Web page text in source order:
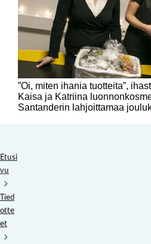
”Oi, miten ihania tuotteita”,
Kaisa ja Katriina
Santanderin lahjoittamaa
Etusi
vu
Tied
otte
et